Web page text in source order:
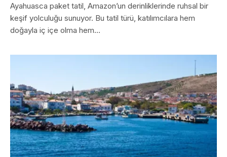
Ayahuasca paket tatil, Amazon’un derinliklerinde ruhsal bir
keşif yolculuğu sunuyor. Bu tatil türü, katılımcılara hem
doğayla iç içe olma hem…